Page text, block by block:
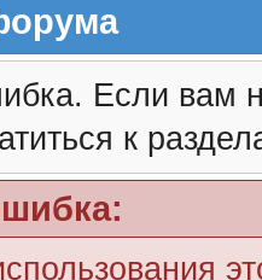
Если вам
к